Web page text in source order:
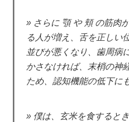
さらに 顎 や 頬 の筋肉
る人が増え、舌を正しい
並びが悪くなり、歯周病
かさなければ、末梢の神
ため、認知機能の低下に
僕は、玄米を食すると